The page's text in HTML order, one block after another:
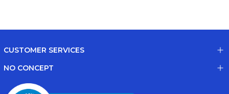
CUSTOMER SERVICES
NO CONCEPT